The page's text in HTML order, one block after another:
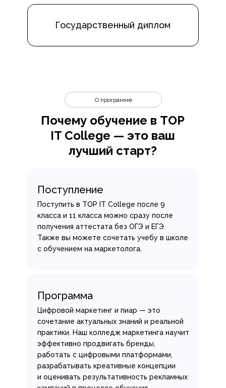
Государственный диплом
Почему обучение в TOP
IT College — это ваш
лучший старт?
О программе
Поступление
Поступить в TOP IT College после 9
класса и 11 класса можно сразу после
получения аттестата без ОГЭ и ЕГЭ.
Также вы можете сочетать учебу в школе
с обучением на маркетолога.
Программа
Цифровой маркетинг и пиар — это
сочетание актуальных знаний и реальной
практики. Наш колледж маркетинга научит
эффективно продвигать бренды,
работать с цифровыми платформами,
разрабатывать креативные концепции
и оценивать результативность рекламных